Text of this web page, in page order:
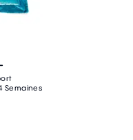
Semaines